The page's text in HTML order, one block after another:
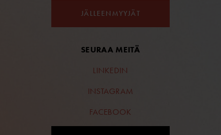
JÄLLEENMYYJÄT
SEURAA MEITÄ
LINKEDIN
INSTAGRAM
FACEBOOK